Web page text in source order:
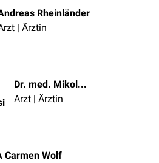
Rheinländer
| Ärztin
Dr. med. Mikolaj Walensi
Arzt | Ärztin
Carmen Wolf